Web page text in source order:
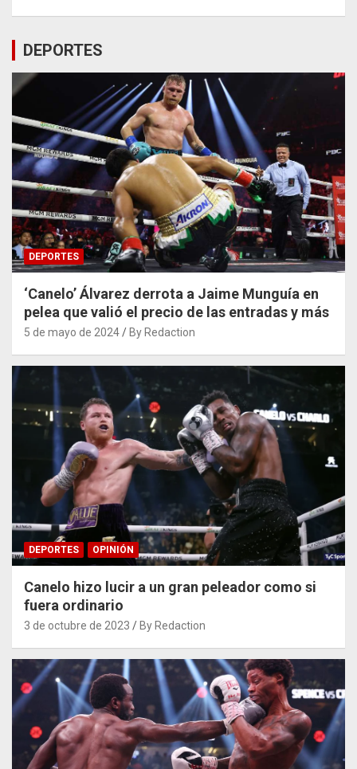
DEPORTES
DEPORTES
‘Canelo’ Álvarez derrota a Jaime Munguía en
pelea que valió el precio de las entradas y más
5 de mayo de 2024 By Redaction
DEPORTES OPINIÓN
Canelo hizo lucir a un gran peleador como si
fuera ordinario
3 de octubre de 2023 By Redaction